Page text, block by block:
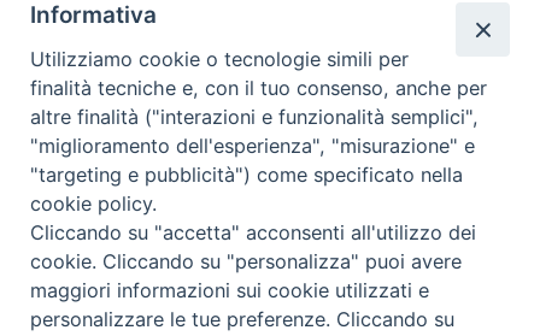
Vai all’articolo
Condividi…
Informativa
Utilizziamo cookie o tecnologie simili per
finalità tecniche e, con il tuo consenso, anche per
altre finalità ("interazioni e funzionalità semplici",
"miglioramento dell'esperienza", "misurazione" e
"targeting e pubblicità") come specificato nella
cookie policy.
Cliccando su "accetta" acconsenti all'utilizzo dei
cookie. Cliccando su "personalizza" puoi avere
maggiori informazioni sui cookie utilizzati e
personalizzare le tue preferenze. Cliccando su